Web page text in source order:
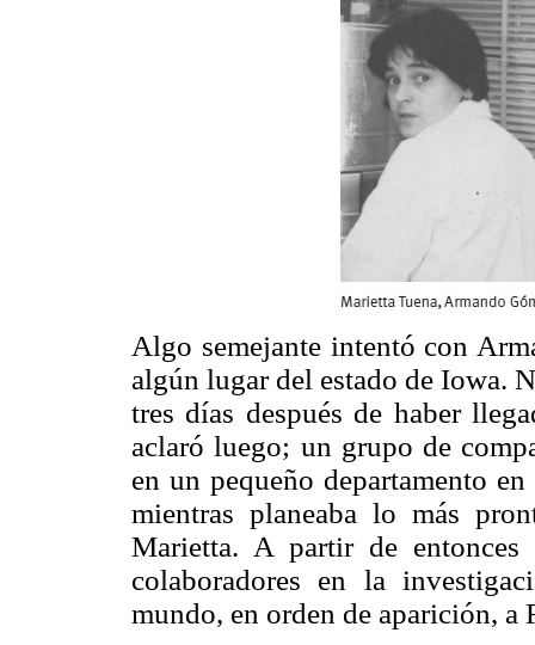
Algo semejante intentó con
algún lugar del estado de Iowa.
tres días después de haber
aclaró luego; un grupo de
en un pequeño departamento
mientras planeaba lo más
Marietta. A partir de
colaboradores en la
mundo, en orden de aparición, a